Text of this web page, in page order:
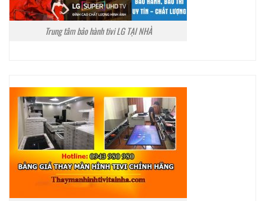
Trung tâm bảo hành tivi LG TẠI NHÀ